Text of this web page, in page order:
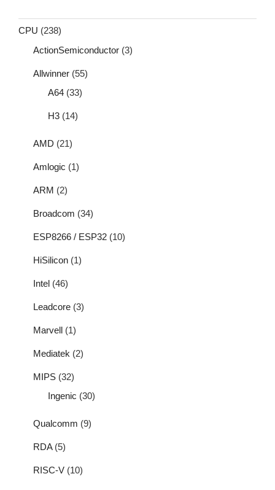
CPU (238)
ActionSemiconductor (3)
Allwinner (55)
A64 (33)
H3 (14)
AMD (21)
Amlogic (1)
ARM (2)
Broadcom (34)
ESP8266 / ESP32 (10)
HiSilicon (1)
Intel (46)
Leadcore (3)
Marvell (1)
Mediatek (2)
MIPS (32)
Ingenic (30)
Qualcomm (9)
RDA(5)
RISC-V (10)